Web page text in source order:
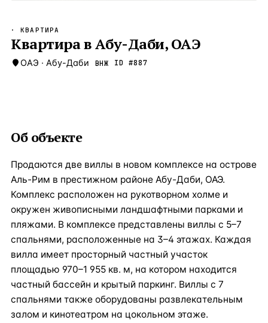
Новороссийск — Локация
Стамбул —Локация
· КВАРТИРА
Квартира в Абу-Даби, ОАЭ
ОАЭ · Абу-Даби ВНЖ ID #887
Об объекте
Продаются две виллы в новом комплексе на острове
Аль-Рим в престижном районе Абу-Даби, ОАЭ.
Комплекс расположен на рукотворном холме и
окружен живописными ландшафтными парками и
пляжами. В комплексе представлены виллы с 5–7
спальнями, расположенные на 3–4 этажах. Каждая
вилла имеет просторный частный участок
площадью 970–1 955 кв. м, на котором находится
частный бассейн и крытый паркинг. Виллы с 7
спальнями также оборудованы развлекательным
залом и кинотеатром на цокольном этаже.